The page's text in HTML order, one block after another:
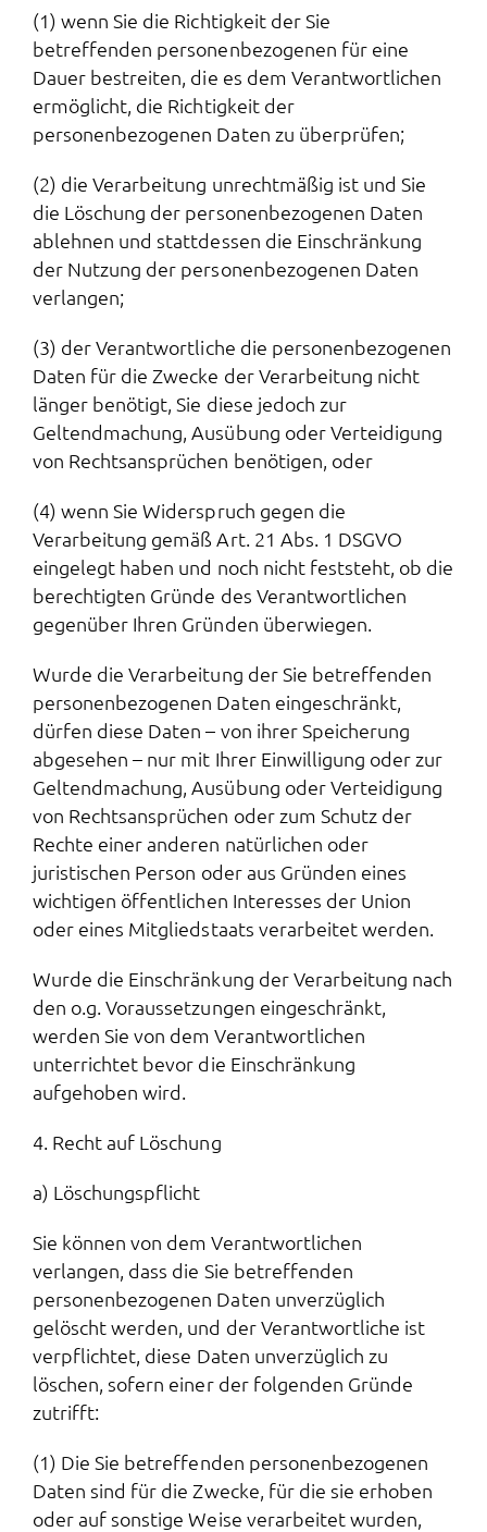
(1) wenn Sie die Richtigkeit der Sie
betreffenden personenbezogenen für eine
Dauer bestreiten, die es dem Verantwortlichen
ermöglicht, die Richtigkeit der
personenbezogenen Daten zu überprüfen;
(2) die Verarbeitung unrechtmäßig ist und Sie
die Löschung der personenbezogenen Daten
ablehnen und stattdessen die Einschränkung
der Nutzung der personenbezogenen Daten
verlangen;
(3) der Verantwortliche die personenbezogenen
Daten für die Zwecke der Verarbeitung nicht
länger benötigt, Sie diese jedoch zur
Geltendmachung, Ausübung oder Verteidigung
von Rechtsansprüchen benötigen, oder
(4) wenn Sie Widerspruch gegen die
Verarbeitung gemäß Art. 21 Abs. 1 DSGVO
eingelegt haben und noch nicht feststeht, ob die
berechtigten Gründe des Verantwortlichen
gegenüber Ihren Gründen überwiegen.
Wurde die Verarbeitung der Sie betreffenden
personenbezogenen Daten eingeschränkt,
dürfen diese Daten – von ihrer Speicherung
abgesehen – nur mit Ihrer Einwilligung oder zur
Geltendmachung, Ausübung oder Verteidigung
von Rechtsansprüchen oder zum Schutz der
Rechte einer anderen natürlichen oder
juristischen Person oder aus Gründen eines
wichtigen öffentlichen Interesses der Union
oder eines Mitgliedstaats verarbeitet werden.
Wurde die Einschränkung der Verarbeitung nach
den o.g. Voraussetzungen eingeschränkt,
werden Sie von dem Verantwortlichen
unterrichtet bevor die Einschränkung
aufgehoben wird.
4. Recht auf Löschung
a) Löschungspflicht
Sie können von dem Verantwortlichen
verlangen, dass die Sie betreffenden
personenbezogenen Daten unverzüglich
gelöscht werden, und der Verantwortliche ist
verpflichtet, diese Daten unverzüglich zu
löschen, sofern einer der folgenden Gründe
zutrifft:
(1) Die Sie betreffenden personenbezogenen
Daten sind für die Zwecke, für die sie erhoben
oder auf sonstige Weise verarbeitet wurden,